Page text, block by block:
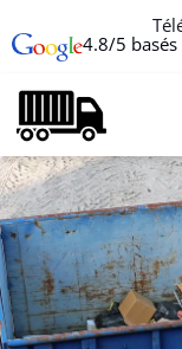
4.8/5